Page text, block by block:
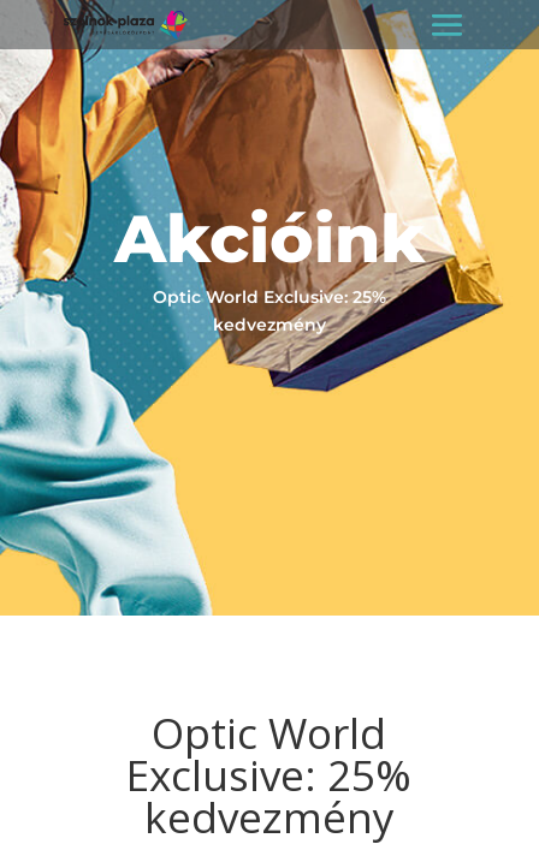
Akcióink
Optic World Exclusive: 25%
kedvezmény
Optic World
Exclusive: 25%
kedvezmény